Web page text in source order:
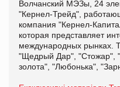
Волчанский МЭЗы, 24
"Кернел-Трейд",
компания "Кернел-
которая представляет
международных рынках.
"Щедрый Дар", "Стожар",
золота", "Любонька",